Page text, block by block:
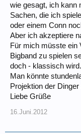
Erstens Alt ist etwas
Preis für ein nicht mehr
Begriffen/
kriegt man mit etwas
"Vintage" und
noch SBA und BA.
UND man könnte ja
28M, Buescher
Andererseits wird es
neues
gebrauchtes Instrument
Preisschraube
wie gesagt, ich kann
Sachen, die ich
oder einem Conn
Aber ich akzeptiere
Für mich müsste ein
Bigband zu spielen
doch - klassisch wird.
Man könnte
Projektion der
Liebe Grüße
16.Juni.2012